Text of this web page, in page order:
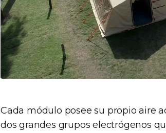
Cada módulo posee su propio aire
dos grandes grupos electrógenos